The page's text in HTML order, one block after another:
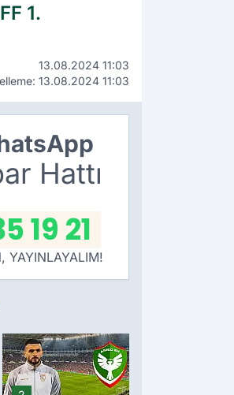
1.
13.08.2024 11:03
13.08.2024 11:03
Hattı
19 21
YAYINLAYALIM!